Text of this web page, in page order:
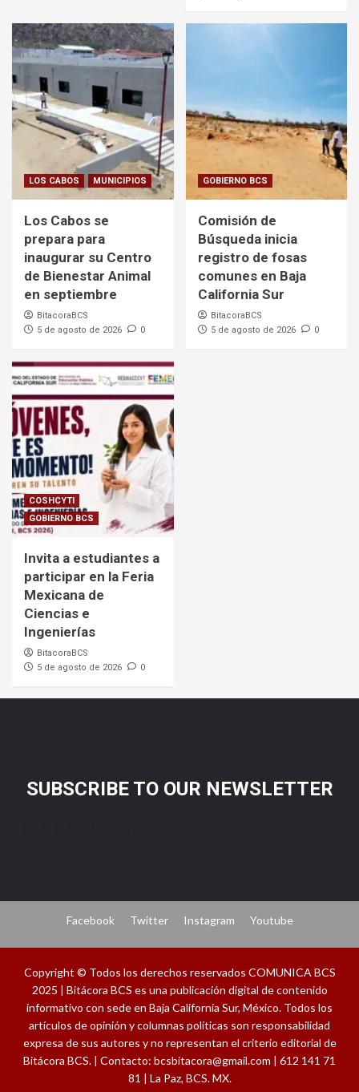
LOS CABOS MUNICIPIOS
Los Cabos se
prepara para
inaugurar su Centro
de Bienestar Animal
en septiembre
BitacoraBCS
5 de agosto de 2026
0
GOBIERNO BCS
Comisión de
Búsqueda inicia
registro de fosas
comunes en Baja
California Sur
BitacoraBCS
5 de agosto de 2026
0
COSHCYTI
GOBIERNO BCS
Invita a estudiantes a
participar en la Feria
Mexicana de
Ciencias e
Ingenierías
BitacoraBCS
5 de agosto de 2026
0
SUBSCRIBE TO OUR NEWSLETTER
Facebook Twitter Instagram Youtube
Copyright © Todos los derechos reservados COMUNICA BCS
2025 | Bitácora BCS es una publicación digital de contenido
informativo con sede en Baja California Sur, México. Todos los
artículos de opinión y columnas políticas son responsabilidad
expresa de sus autores y no representan el criterio editorial de
Bitácora BCS. | Contacto: bcsbitacora@gmail.com | 612 141 71
81 | La Paz, BCS. MX.